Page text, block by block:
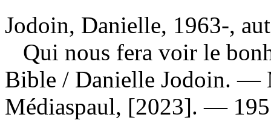
Jodoin, Danielle, 1963-,
Qui nous fera voir le
Bible / Danielle Jodoin. —
Médiaspaul, [2023]. — 195